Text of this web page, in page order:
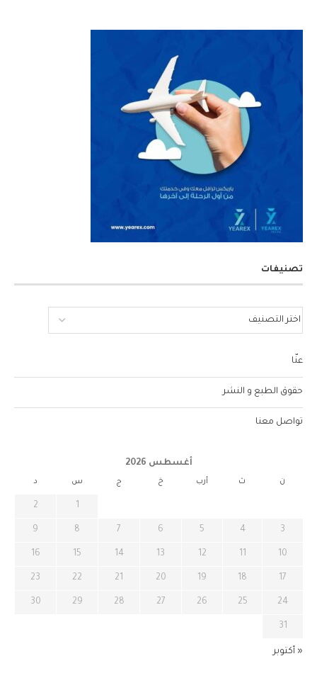
تصنيفات
عنّا
حقوق الطبع و النشر
تواصل معنا
أغسطس 2026
ن ث أرب خ ج س د
1
2
3
4
5
6
7
8
9
10
11
12
13
14
15
16
17
18
19
20
21
22
23
24
25
26
27
28
29
30
31
« أكتوبر